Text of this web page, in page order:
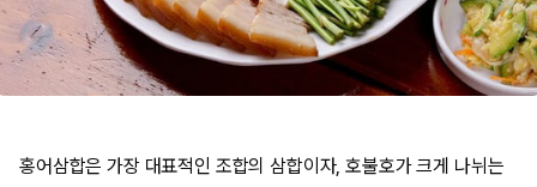
홍어삼합은 가장 대표적인 조합의 삼합이자, 호불호가 크게 나뉘는